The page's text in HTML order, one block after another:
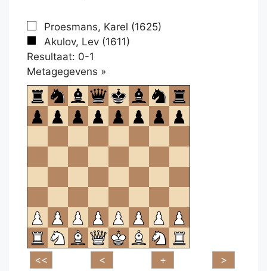
Proesmans, Karel (1625)
Akulov, Lev (1611)
Resultaat: 0-1
Metagegevens »
om
te
openen.